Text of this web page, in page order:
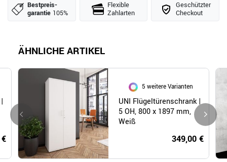
Bestpreis­
garantie 105%
Flexible
Zahlarten
Geschützter
Checkout
ÄHNLICHE ARTIKEL
5 weitere Varianten
UNI Flügeltürenschrank |
5 OH, 800 x 1897 mm,
Weiß
349,00 €